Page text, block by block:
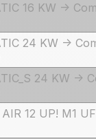
16 KW ->
24 KW ->
24 KW ->
12 UP! M1